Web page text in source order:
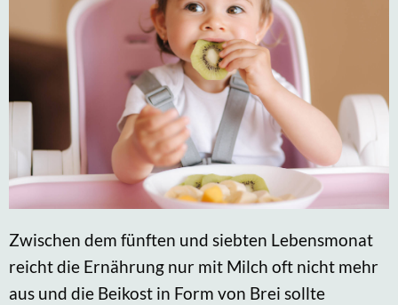
Zwischen dem fünften und siebten Lebensmonat
reicht die Ernährung nur mit Milch oft nicht mehr
aus und die Beikost in Form von Brei sollte